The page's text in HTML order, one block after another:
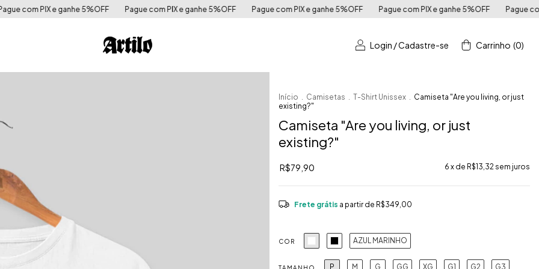
Pague com PIX e ganhe 5%OFF Pague com PIX e ganhe 5%OFF Pague com PIX e ganhe 5%OFF Pague com PIX e ganhe 5%OFF
Login /Cadastre-se Carrinho (0)
Início . Camisetas . T-Shirt Unissex . Camiseta "Are you living, or just
existing?"
Camiseta "Are you living, or just
existing?"
R$79,90 6 x de R$13,32 sem juros
Frete grátis a partir de R$349,00
COR AZUL MARINHO
P M G GG XG G1 G2 G3